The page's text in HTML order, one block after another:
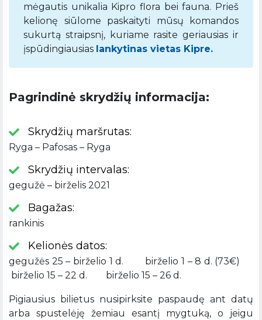
mėgautis unikalia Kipro flora bei fauna. Prieš
kelionę siūlome paskaityti mūsų komandos
sukurtą straipsnį, kuriame rasite geriausias ir
įspūdingiausias lankytinas vietas Kipre.
Pagrindinė skrydžių informacija:
Skrydžių maršrutas:
Ryga – Pafosas – Ryga
Skrydžių intervalas:
gegužė – birželis 2021
Bagažas:
rankinis
Kelionės datos:
gegužės 25 – birželio 1 d. birželio 1 – 8 d. (73€)
birželio 15 – 22 d. birželio 15 – 26 d.
Pigiausius bilietus nusipirksite paspaudę ant datų
arba spustelėję žemiau esantį mygtuką, o jeigu